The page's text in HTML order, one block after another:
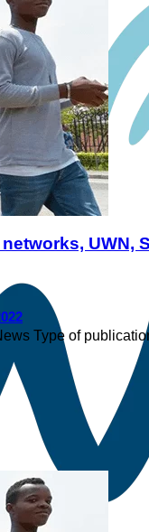
UWN,
Type of